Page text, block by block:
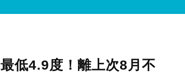
低4.9度！離上次8月不